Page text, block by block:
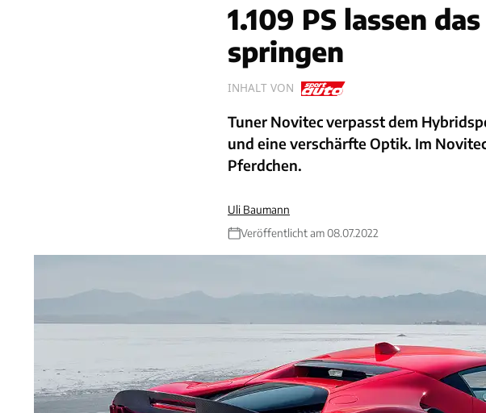
1.109 PS lassen
springen
INHALT VON
Tuner Novitec verpasst dem
und eine verschärfte Optik. Im
Pferdchen.
Uli Baumann
Veröffentlicht am 08.07.2022